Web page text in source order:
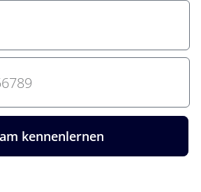
kennenlernen